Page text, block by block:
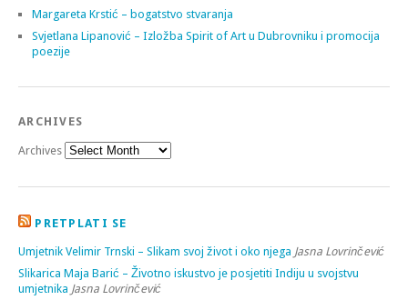
Margareta Krstić – bogatstvo stvaranja
Svjetlana Lipanović – Izložba Spirit of Art u Dubrovniku i promocija
poezije
ARCHIVES
Archives
PRETPLATI SE
Umjetnik Velimir Trnski – Slikam svoj život i oko njega Jasna Lovrinčević
Slikarica Maja Barić – Životno iskustvo je posjetiti Indiju u svojstvu
umjetnika Jasna Lovrinčević